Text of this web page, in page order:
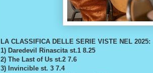
LA CLASSIFICA DELLE SERIE VISTE NEL 2025:
1) Daredevil Rinascita st.1 8.25
2) The Last of Us st.2 7.6
3) Invincible st. 3 7.4